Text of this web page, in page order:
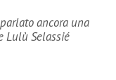
ancora una
Lulù Selassié